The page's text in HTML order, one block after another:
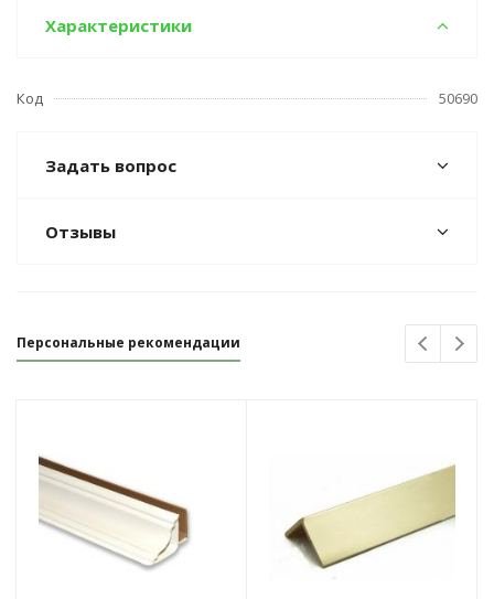
Характеристики
Код 50690
Задать вопрос
Отзывы
Персональные рекомендации